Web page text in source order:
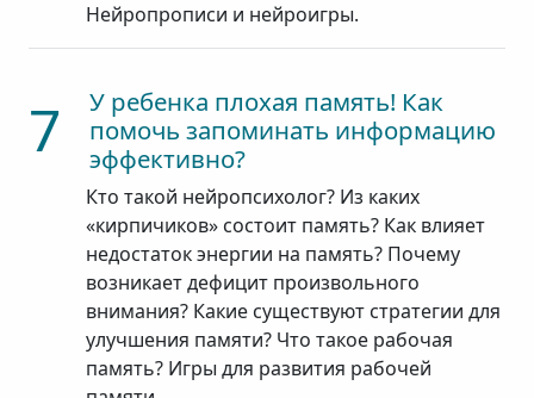
Нейропрописи и нейроигры.
7
У ребенка плохая память! Как
помочь запоминать информацию
эффективно?
Кто такой нейропсихолог? Из каких
«кирпичиков» состоит память? Как влияет
недостаток энергии на память? Почему
возникает дефицит произвольного
внимания? Какие существуют стратегии для
улучшения памяти? Что такое рабочая
память? Игры для развития рабочей